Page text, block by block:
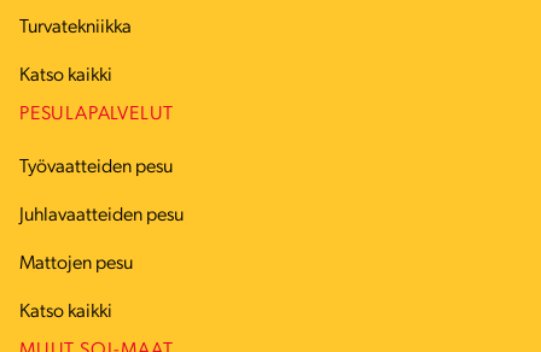
Turvatekniikka
Katso kaikki
PESULAPALVELUT
Työvaatteiden pesu
Juhlavaatteiden pesu
Mattojen pesu
Katso kaikki